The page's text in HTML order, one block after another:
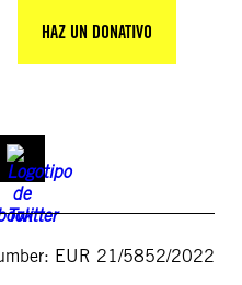
HAZ UN DONATIVO
EUR 21/5852/2022